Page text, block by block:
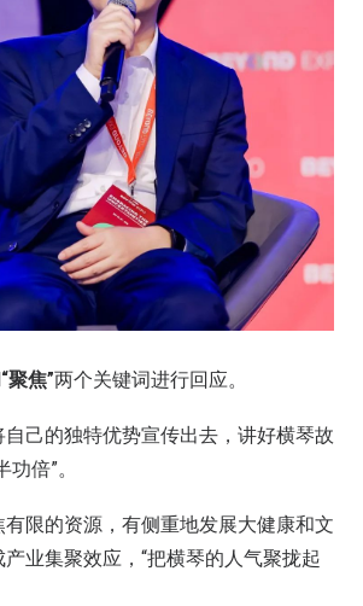
聚焦”两个关键词进行回应。
己的独特优势宣传出去，讲好横琴故
倍”。
有限的资源，有侧重地发展大健康和文
业集聚效应，“把横琴的人气聚拢起